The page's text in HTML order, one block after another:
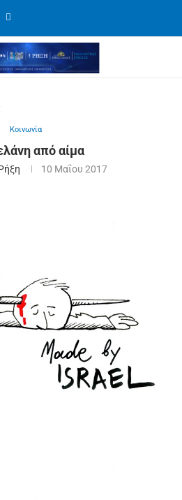
Κοινωνία
από αίμα
10 Μαΐου 2017